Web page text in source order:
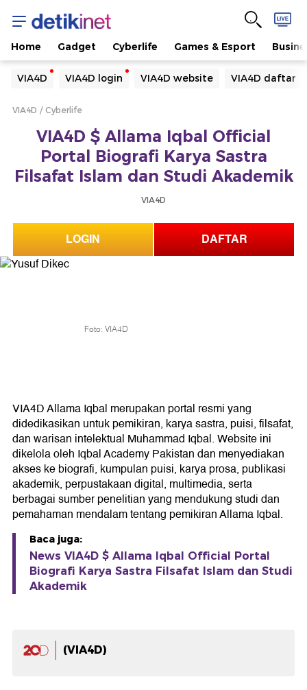
Home Gadget Cyberlife Games & Esport
VIA4D VIA4D login VIA4D website VIA4D daftar
Yang sedang ramai dicari
Loading...
Loading...
VIA4D Cyberlife
VIA4D $ Allama Iqbal Official
Portal Biografi Karya Sastra
Filsafat Islam dan Studi Akademik
VIA4D
LOGIN DAFTAR
Foto: VIA4D
VIA4D Allama Iqbal merupakan portal resmi yang
didedikasikan untuk pemikiran, karya sastra, puisi, filsafat,
dan warisan intelektual Muhammad Iqbal. Website ini
dikelola oleh Iqbal Academy Pakistan dan menyediakan
akses ke biografi, kumpulan puisi, karya prosa, publikasi
akademik, perpustakaan digital, multimedia, serta
berbagai sumber penelitian yang mendukung studi dan
pemahaman mendalam tentang pemikiran Allama Iqbal.
Baca juga:
News VIA4D $ Allama Iqbal Official Portal
Biografi Karya Sastra Filsafat Islam dan Studi
Akademik
(VIA4D)